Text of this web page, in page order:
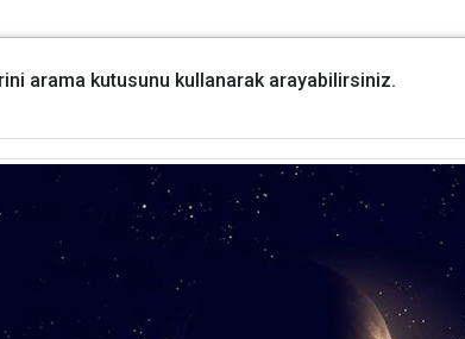
arama kutusunu kullanarak arayabilirsiniz.